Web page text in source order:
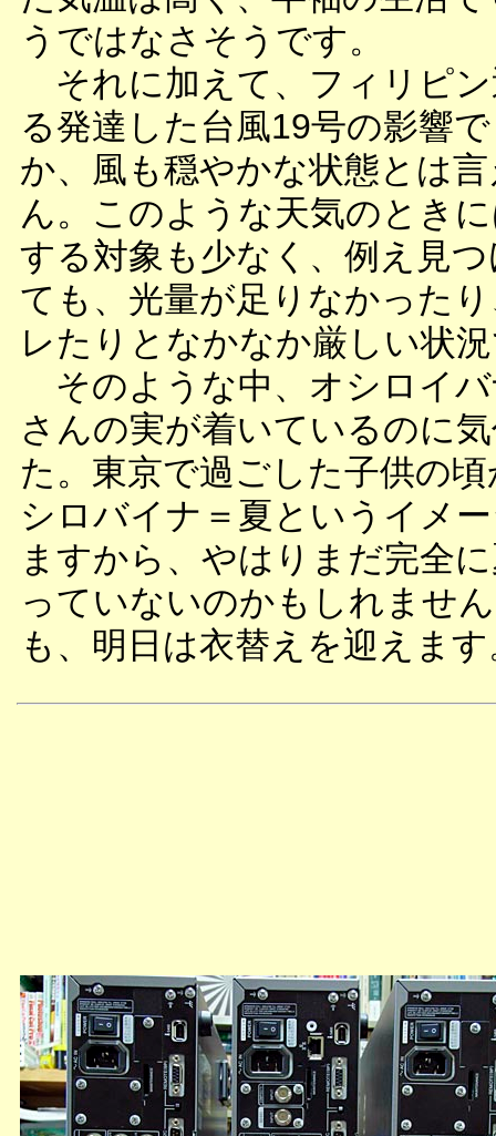
うではなさそうです。
それに加えて、フィリピ
る発達した台風19号の影響
か、風も穏やかな状態とは
ん。このような天気のとき
する対象も少なく、例え見
ても、光量が足りなかった
レたりとなかなか厳しい状
そのような中、オシロイ
さんの実が着いているのに
た。東京で過ごした子供の
シロバイナ＝夏というイメ
ますから、やはりまだ完全
っていないのかもしれませ
も、明日は衣替えを迎えます